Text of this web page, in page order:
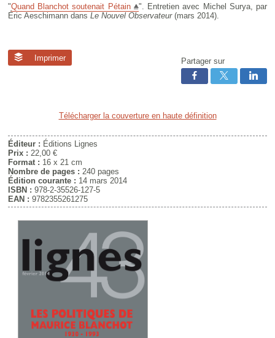
"Quand Blanchot soutenait Pétain
". Entretien avec Michel Surya, par
Éric Aeschimann dans Le Nouvel Observateur(mars 2014).
Imprimer Partager sur
Télécharger la couverture en haute définition
Éditeur : Éditions Lignes
Prix : 22,00 €
Format : 16 x 21 cm
Nombre de pages : 240 pages
Édition courante : 14 mars 2014
ISBN : 978-2-35526-127-5
EAN : 9782355261275